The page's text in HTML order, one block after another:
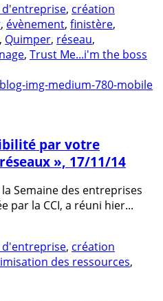
, création
, évènement, finistère,
, Quimper, réseau,
, Trust Me...i'm the boss
par votre
», 17/11/14
Semaine des entreprises
par la CCI, a réuni hier...
, création
des ressources,